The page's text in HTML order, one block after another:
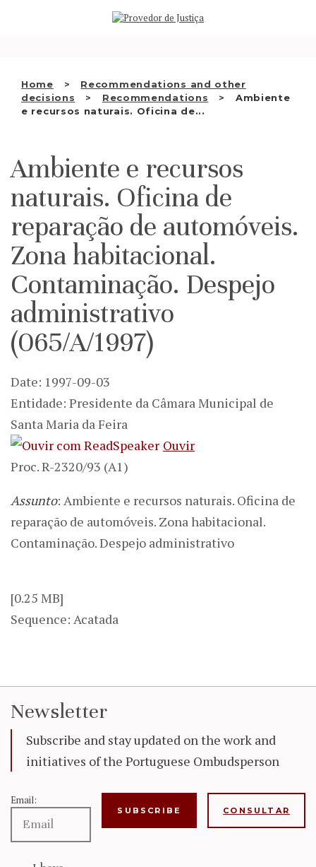
Home
Recommendations and other
decisions
Recommendations
Ambiente
e recursos naturais. Oficina de...
WHO WE ARE
INSTITUTION
Ambiente e recursos
naturais. Oficina de
reparação de automóveis.
Zona habitacional.
Contaminação. Despejo
administrativo
(065/A/1997)
Date: 1997-09-03
Entidade: Presidente da Câmara Municipal de
Santa Maria da Feira
Ouvir
Proc. R-2320/93 (A1)
Assunto: Ambiente e recursos naturais. Oficina de
reparação de automóveis. Zona habitacional.
Contaminação. Despejo administrativo
[0.25 MB]
Sequence: Acatada
Newsletter
Subscribe and stay updated on the work and
initiatives of the Portuguese Ombudsperson
Email:
CONSULTAR